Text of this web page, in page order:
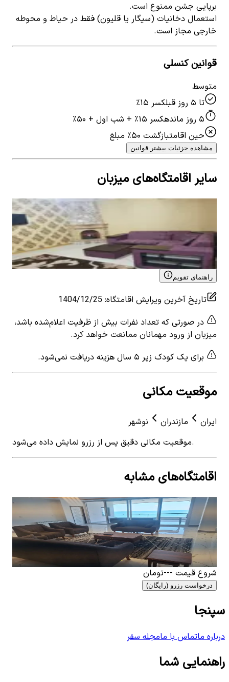
برپایی جشن ممنوع است.
استعمال دخانیات (سیگار یا قلیون) فقط در حیاط و محوطه
خارجی مجاز است.
قوانین کنسلی
متوسط
تا ۵ روز قبل
کسر ۱۵٪
۵ روز مانده
کسر ۱۵٪ + شب اول + ۵۰٪
حین اقامتبازگشت ۵۰٪ مبلغ
مشاهده جزئیات بیشتر قوانین
سایر اقامتگاه‌های میزبان
اجاره ویلا ساحلی در نوشهر -واحد4
2 اتاق خواب 7 نفر
۶٬۴۷۱٬۰۰۰تومان
View details for اجاره ویلا ساحلی در نوشهر -واحد4
راهنمای تقویم
تاریخ آخرین ویرایش اقامتگاه:
1404/12/25
در صورتی که تعداد نفرات بیش از ظرفیت اعلام‌شده باشد،
میزبان از ورود مهمانان ممانعت خواهد کرد.
برای یک کودک زیر ۵ سال هزینه دریافت نمی‌شود.
موقعیت مکانی
ایران مازندران
نوشهر
موقعیت مکانی دقیق پس از رزرو نمایش داده می‌شود.
اقامتگاه‌های مشابه
View details for آپارتمان ساحلی در نوشهر - باتیس 6
آپارتمان ساحلی در نوشهر - باتیس 6
2 اتاق خواب6 نفر
۸٬۰۹۱٬۲۲۵تومان
شروع قیمت ---تومان
درخواست رزرو (رایگان)
سپنجا
درباره ماتماس با مامجله سفر
راهنمایی شما